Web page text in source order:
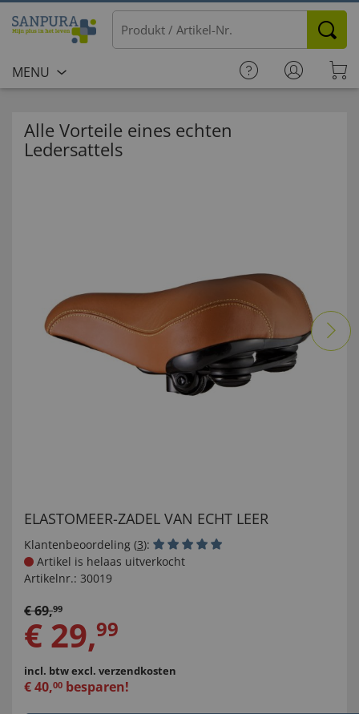
MENU
Alle Vorteile eines echten
Ledersattels
ELASTOMEER-ZADEL VAN ECHT LEER
Klantenbeoordeling (3):
Artikel is helaas uitverkocht
Artikelnr.: 30019
€69,99
€ 29,99
incl. btwexcl. verzendkosten
€40,00 besparen!